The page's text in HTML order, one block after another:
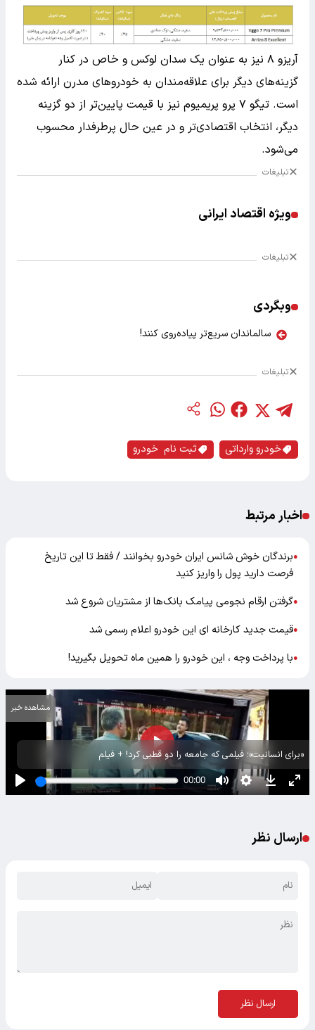
آریزو ۸ نیز به عنوان یک سدان لوکس و خاص در کنار
گزینه‌های دیگر برای علاقه‌مندان به خودروهای مدرن ارائه شده
است. تیگو ۷ پرو پریمیوم نیز با قیمت پایین‌تر از دو گزینه
دیگر، انتخاب اقتصادی‌تر و در عین حال پرطرفدار محسوب
می‌شود.
تبلیغات
ویژه اقتصاد ایرانی
تبلیغات
وبگردی
سالماندان سریع‌تر پیاده‌روی کنند!
تبلیغات
خودرو وارداتی ثبت نام خودرو
اخبار مرتبط
●برندگان خوش شانس ایران خودرو بخوانند / فقط تا این تاریخ
فرصت دارید پول را واریز کنید
●گرفتن ارقام نجومی پیامک بانک‌ها از مشتریان شروع شد
●قیمت جدید کارخانه ای این خودرو اعلام رسمی شد
●با پرداخت وجه ، این خودرو را همین ماه تحویل بگیرید!
«برای انسانیت»؛ فیلمی که جامعه را دو قطبی کرد! + فیلم
مشاهده خبر
ارسال نظر
ارسال نظر